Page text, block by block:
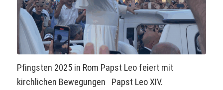
Pfingsten 2025 in Rom Papst Leo feiert mit
kirchlichen Bewegungen Papst Leo XIV.